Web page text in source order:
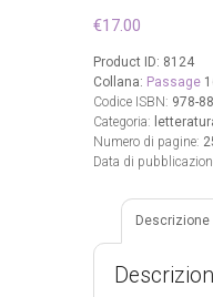
€17.00
Product ID: 8124
Collana: Passage
Codice ISBN: 978-
Categoria:
Numero di pagine:
Data di
Descrizione